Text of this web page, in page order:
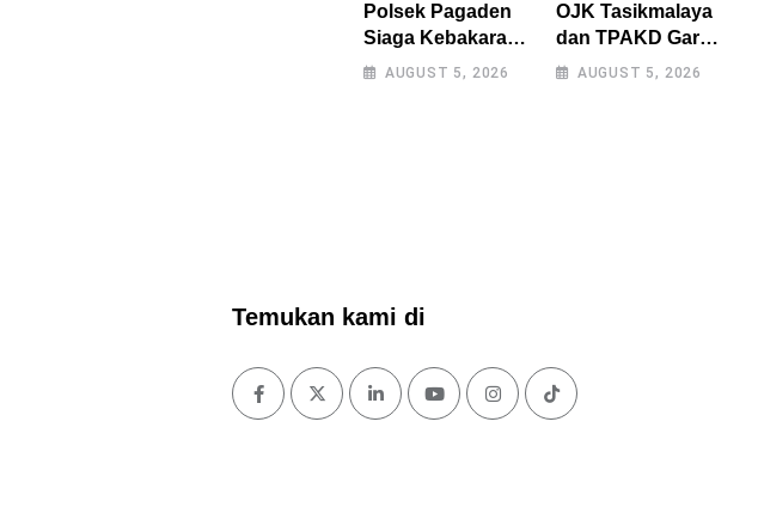
Polsek Pagaden
Siaga Kebakaran
Lahan, Warga
AUGUST 5, 2026
OJK Tasikmalaya
dan TPAKD Garut
Perkuat UMKM
AUGUST 5, 2026
Temukan kami di